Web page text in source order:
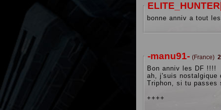
bonne anniv a tout
-manu91- (France)
Bon anniv les DF !!!!
ah, j'suis
Triphon, si tu
++++